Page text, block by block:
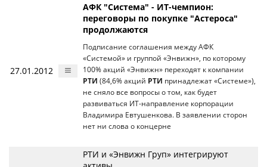
27.01.2012
АФК "Система" - ИТ-чемпион:
переговоры по покупке "Астероса"
продолжаются
Подписание соглашения между АФК
«Системой» и группой «Энвижн», по которому
100% акций «Энвижн» переходят к компании
РТИ (84,6% акций РТИ принадлежат «Системе»),
не сняло все вопросы о том, как будет
развиваться ИТ-направление корпорации
Владимира Евтушенкова. В заявлении сторон
нет ни слова о концерне
РТИ и «Энвижн Груп» интегрируют